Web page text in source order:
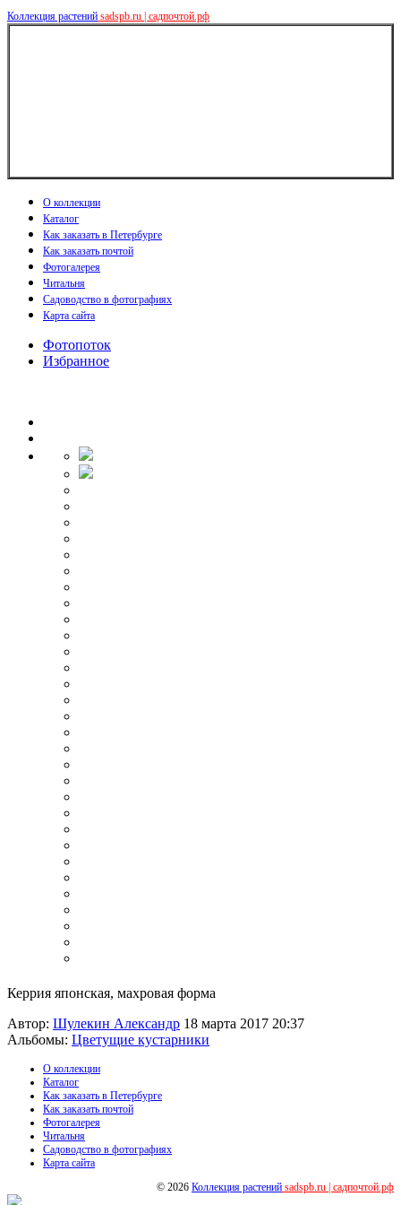
Коллекция растений sadspb.ru | садпочтой.рф
О коллекции
Каталог
Как заказать в Петербурге
Как заказать почтой
Фотогалерея
Читальня
Садоводство в фотографиях
Карта сайта
Фотопоток
Избранное
Керрия японская, махровая форма
Автор: Шулекин Александр 18 марта 2017 20:37
Альбомы: Цветущие кустарники
О коллекции
Каталог
Как заказать в Петербурге
Как заказать почтой
Фотогалерея
Читальня
Садоводство в фотографиях
Карта сайта
© 2026 Коллекция растений sadspb.ru | садпочтой.рф